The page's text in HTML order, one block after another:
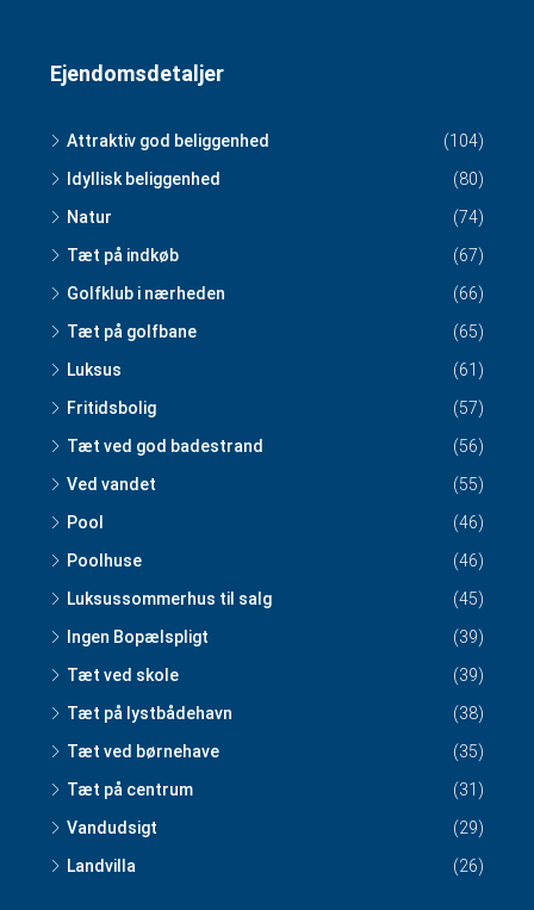
Ejendomsdetaljer
Attraktiv god beliggenhed
(104)
Idyllisk beliggenhed
(80)
Natur
(74)
Tæt på indkøb
(67)
Golfklub i nærheden
(66)
Tæt på golfbane
(65)
Luksus
(61)
Fritidsbolig
(57)
Tæt ved god badestrand
(56)
Ved vandet
(55)
Pool
(46)
Poolhuse
(46)
Luksussommerhus til salg
(45)
Ingen Bopælspligt
(39)
Tæt ved skole
(39)
Tæt på lystbådehavn
(38)
Tæt ved børnehave
(35)
Tæt på centrum
(31)
Vandudsigt
(29)
Landvilla
(26)